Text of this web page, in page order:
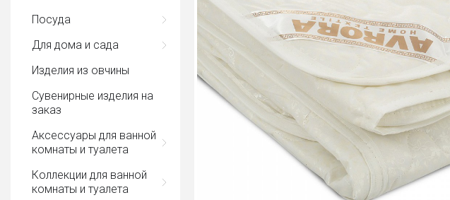
Посуда
Для дома и сада
Изделия из овчины
Сувенирные изделия на
заказ
Аксессуары для ванной
комнаты и туалета
Коллекции для ванной
комнаты и туалета